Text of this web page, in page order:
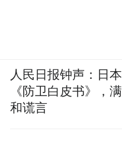
人民日报钟声：日
《防卫白皮书》，
和谎言